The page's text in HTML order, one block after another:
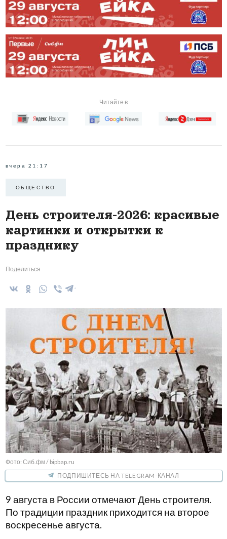
Читайте в
вчера 21:17
ОБЩЕСТВО
День строителя-2026: красивые
картинки и открытки к
празднику
Поделиться
Фото: Сиб.фм / bipbap.ru
ПОДПИШИТЕСЬ НА TELEGRAM-КАНАЛ
9 августа в России отмечают День строителя.
По традиции праздник приходится на второе
воскресенье августа.